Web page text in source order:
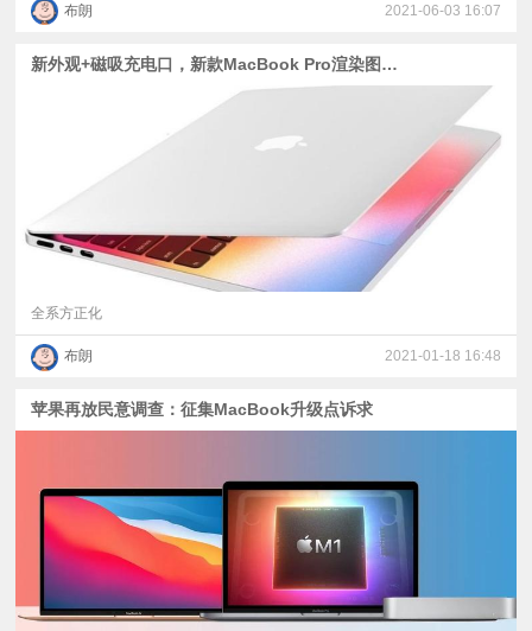
布朗 2021-06-03 16:07
新外观+磁吸充电口，新款MacBook Pro渲染图出炉
全系方正化
布朗 2021-01-18 16:48
苹果再放民意调查：征集MacBook升级点诉求